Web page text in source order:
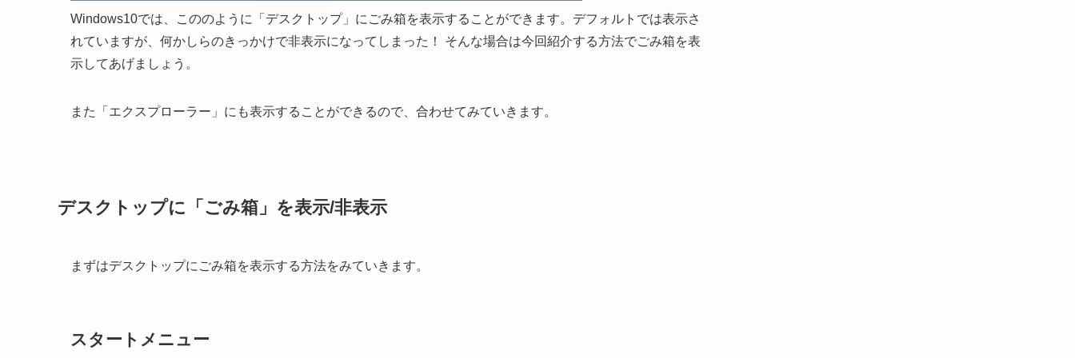
Windows10では、こののように「デスクトップ」にごみ箱を表示することができます。デフォルトでは表示さ
れていますが、何かしらのきっかけで非表示になってしまった！ そんな場合は今回紹介する方法でごみ箱を表
示してあげましょう。
また「エクスプローラー」にも表示することができるので、合わせてみていきます。
デスクトップに「ごみ箱」を表示/非表示
まずはデスクトップにごみ箱を表示する方法をみていきます。
スタートメニュー